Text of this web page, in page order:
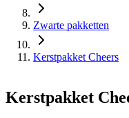
Zwarte pakketten
Kerstpakket Cheers
Kerstpakket